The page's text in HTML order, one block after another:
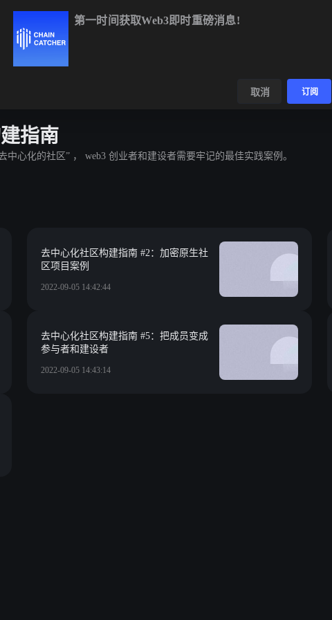
指南
中心化的社区” ， web3 创业者和建设者需要牢记的最佳实践案例。
去中心化社区构建指南 #2：加密原生社
区项目案例
2022-09-05 14:42:44
去中心化社区构建指南 #5：把成员变成
参与者和建设者
2022-09-05 14:43:14
第一时间获取Web3即时重磅消息!
取消 订阅